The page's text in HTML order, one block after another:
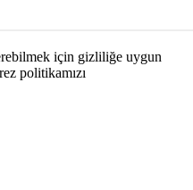
için gizliliğe uygun
politikamızı